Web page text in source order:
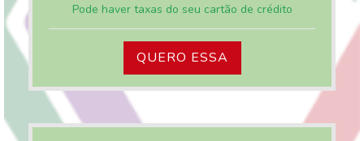
Pode haver taxas do seu cartão de crédito
QUERO ESSA